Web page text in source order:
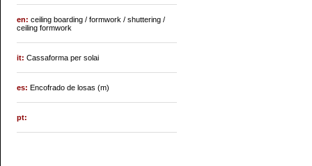
en:ceiling boarding / formwork / shuttering /
ceiling formwork
it:Cassaforma per solai
es:Encofrado de losas (m)
pt: